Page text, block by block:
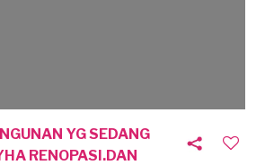
YG SEDANG
RENOPASI.DAN